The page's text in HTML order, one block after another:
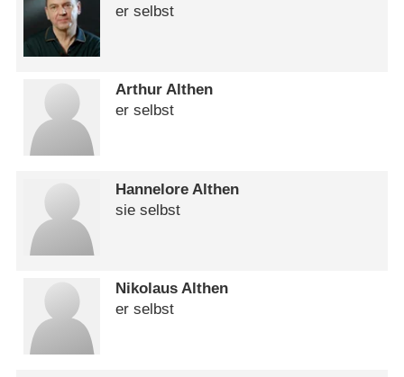
er selbst
Arthur Althen
er selbst
Hannelore Althen
sie selbst
Nikolaus Althen
er selbst